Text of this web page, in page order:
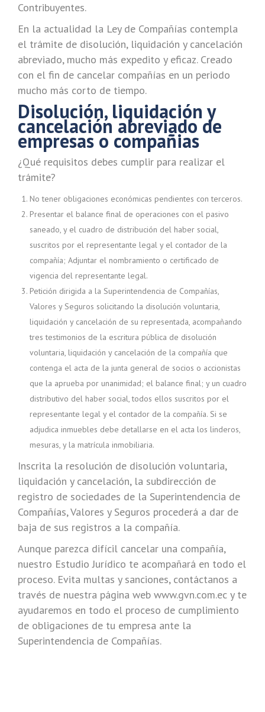
Contribuyentes.
En la actualidad la Ley de Compañías contempla
el trámite de disolución, liquidación y cancelación
abreviado, mucho más expedito y eficaz. Creado
con el fin de cancelar compañías en un periodo
mucho más corto de tiempo.
Disolución, liquidación y
cancelación abreviado de
empresas o compañias
¿Qué requisitos debes cumplir para realizar el
trámite?
No tener obligaciones económicas pendientes con terceros.
Presentar el balance final de operaciones con el pasivo
saneado, y el cuadro de distribución del haber social,
suscritos por el representante legal y el contador de la
compañía; Adjuntar el nombramiento o certificado de
vigencia del representante legal.
Petición dirigida a la Superintendencia de Compañías,
Valores y Seguros solicitando la disolución voluntaria,
liquidación y cancelación de su representada, acompañando
tres testimonios de la escritura pública de disolución
voluntaria, liquidación y cancelación de la compañía que
contenga el acta de la junta general de socios o accionistas
que la aprueba por unanimidad; el balance final; y un cuadro
distributivo del haber social, todos ellos suscritos por el
representante legal y el contador de la compañía. Si se
adjudica inmuebles debe detallarse en el acta los linderos,
mesuras, y la matrícula inmobiliaria.
Inscrita la resolución de disolución voluntaria,
liquidación y cancelación, la subdirección de
registro de sociedades de la Superintendencia de
Compañías, Valores y Seguros procederá a dar de
baja de sus registros a la compañía.
Aunque parezca difícil cancelar una compañía,
nuestro Estudio Jurídico te acompañará en todo el
proceso. Evita multas y sanciones, contáctanos a
través de nuestra página web www.gvn.com.ec y te
ayudaremos en todo el proceso de cumplimiento
de obligaciones de tu empresa ante la
Superintendencia de Compañías.